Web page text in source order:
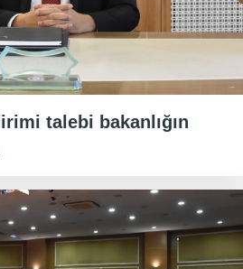
talebi bakanlığın